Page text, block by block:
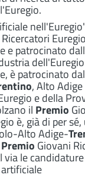
e patrocinato
è patrocinato
, Alto
e della
il Premio
è, già di per
Alto Adige-
Premio Giovani
via le